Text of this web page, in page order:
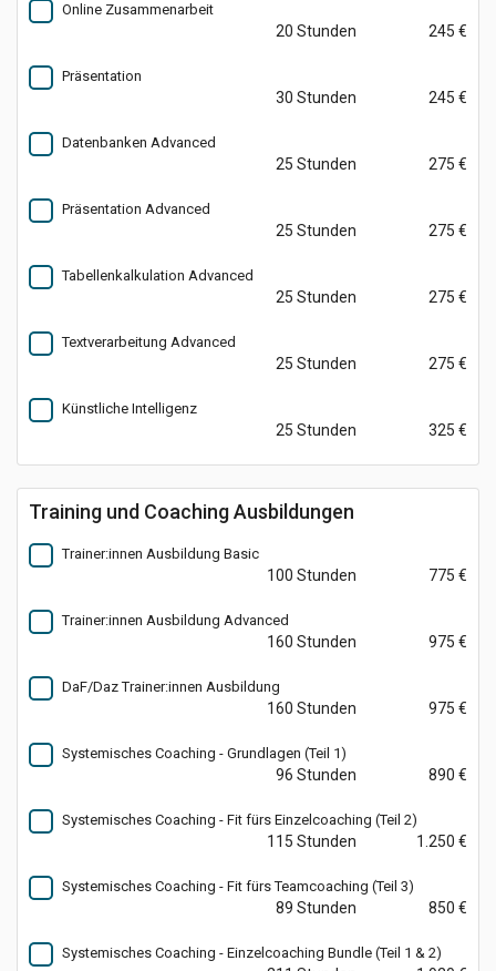
Online Zusammenarbeit
20 Stunden 245 €
Präsentation
30 Stunden 245 €
Datenbanken Advanced
25 Stunden 275 €
Präsentation Advanced
25 Stunden 275 €
Tabellenkalkulation Advanced
25 Stunden 275 €
Textverarbeitung Advanced
25 Stunden 275 €
Künstliche Intelligenz
25 Stunden 325 €
Training und Coaching Ausbildungen
Trainer:innen Ausbildung Basic
100 Stunden 775 €
Trainer:innen Ausbildung Advanced
160 Stunden 975 €
DaF/Daz Trainer:innen Ausbildung
160 Stunden 975 €
Systemisches Coaching - Grundlagen (Teil 1)
96 Stunden 890 €
Systemisches Coaching - Fit fürs Einzelcoaching (Teil 2)
115 Stunden 1.250 €
Systemisches Coaching - Fit fürs Teamcoaching (Teil 3)
89 Stunden 850 €
Systemisches Coaching - Einzelcoaching Bundle (Teil 1 & 2)